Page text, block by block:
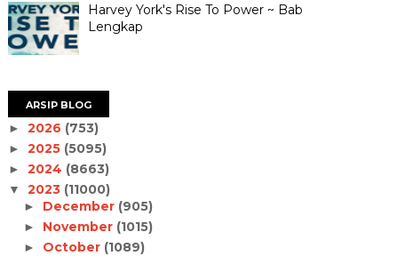
Harvey York's Rise To Power ~ Bab
Lengkap
ARSIP BLOG
► 2026 (753)
► 2025 (5095)
► 2024 (8663)
▼ 2023 (11000)
► December (905)
► November (1015)
► October (1089)